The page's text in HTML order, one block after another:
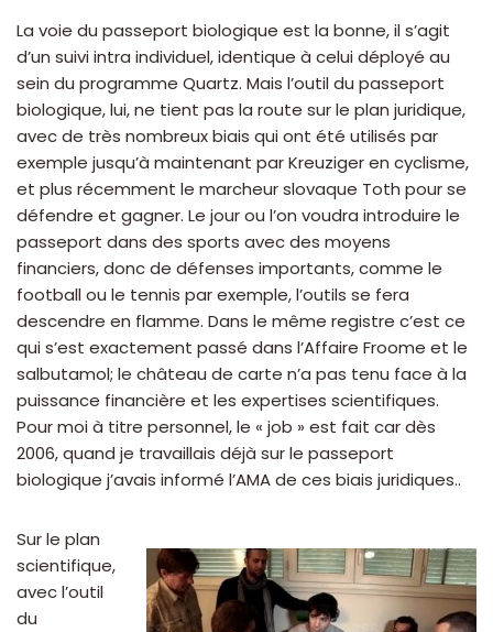
La voie du passeport biologique est la bonne, il s’agit
d’un suivi intra individuel, identique à celui déployé au
sein du programme Quartz. Mais l’outil du passeport
biologique, lui, ne tient pas la route sur le plan juridique,
avec de très nombreux biais qui ont été utilisés par
exemple jusqu’à maintenant par Kreuziger en cyclisme,
et plus récemment le marcheur slovaque Toth pour se
défendre et gagner. Le jour ou l’on voudra introduire le
passeport dans des sports avec des moyens
financiers, donc de défenses importants, comme le
football ou le tennis par exemple, l’outils se fera
descendre en flamme. Dans le même registre c’est ce
qui s’est exactement passé dans l’Affaire Froome et le
salbutamol; le château de carte n’a pas tenu face à la
puissance financière et les expertises scientifiques.
Pour moi à titre personnel, le « job » est fait car dès
2006, quand je travaillais déjà sur le passeport
biologique j’avais informé l’AMA de ces biais juridiques..
Sur le plan
scientifique,
avec l’outil
du